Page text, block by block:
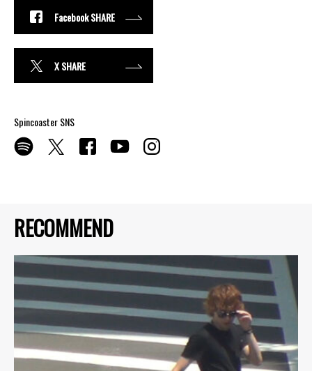
RECOMMEND
Facebook SHARE
X SHARE
Spincoaster SNS